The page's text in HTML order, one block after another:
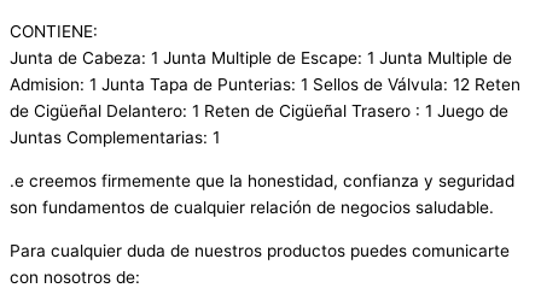
CONTIENE:
Junta de Cabeza: 1 Junta Multiple de Escape: 1 Junta Multiple de
Admision: 1 Junta Tapa de Punterias: 1 Sellos de Válvula: 12 Reten
de Cigüeñal Delantero: 1 Reten de Cigüeñal Trasero : 1 Juego de
Juntas Complementarias: 1
.e creemos firmemente que la honestidad, confianza y seguridad
son fundamentos de cualquier relación de negocios saludable.
Para cualquier duda de nuestros productos puedes comunicarte
con nosotros de: